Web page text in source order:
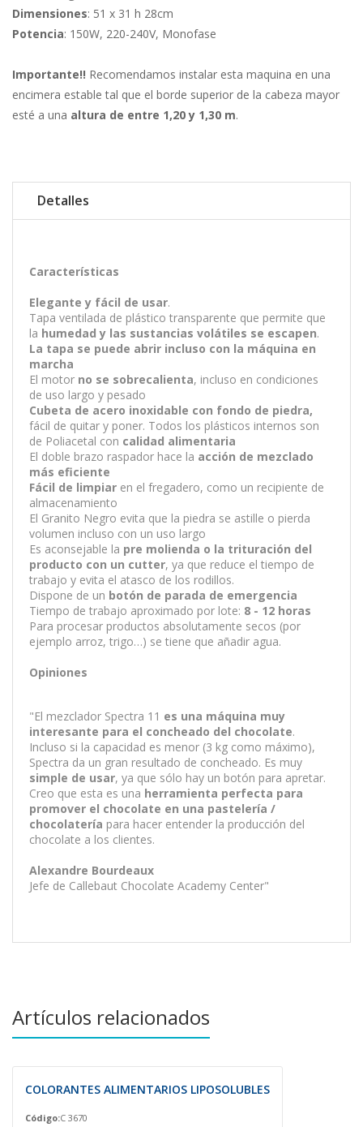
Dimensiones: 51 x 31 h 28cm
Potencia: 150W, 220-240V, Monofase
Importante!! Recomendamos instalar esta maquina en una
encimera estable tal que el borde superior de la cabeza mayor
esté a una altura de entre 1,20 y 1,30 m.
Detalles
Características
Elegante y fácil de usar.
Tapa ventilada de plástico transparente que permite que
la humedad y las sustancias volátiles se escapen.
La tapa se puede abrir incluso con la máquina en
marcha
El motor no se sobrecalienta, incluso en condiciones
de uso largo y pesado
Cubeta de acero inoxidable con fondo de piedra,
fácil de quitar y poner. Todos los plásticos internos son
de Poliacetal con calidad alimentaria
El doble brazo raspador hace la acción de mezclado
más eficiente
Fácil de limpiar en el fregadero, como un recipiente de
almacenamiento
El Granito Negro evita que la piedra se astille o pierda
volumen incluso con un uso largo
Es aconsejable la pre molienda o la trituración del
producto con un cutter, ya que reduce el tiempo de
trabajo y evita el atasco de los rodillos.
Dispone de un botón de parada de emergencia
Tiempo de trabajo aproximado por lote: 8 - 12 horas
Para procesar productos absolutamente secos (por
ejemplo arroz, trigo…) se tiene que añadir agua.
Opiniones
"El mezclador Spectra 11 es una máquina muy
interesante para el concheado del chocolate.
Incluso si la capacidad es menor (3 kg como máximo),
Spectra da un gran resultado de concheado. Es muy
simple de usar, ya que sólo hay un botón para apretar.
Creo que esta es una herramienta perfecta para
promover el chocolate en una pastelería /
chocolatería para hacer entender la producción del
chocolate a los clientes.
Alexandre Bourdeaux
Jefe de Callebaut Chocolate Academy Center"
Artículos relacionados
COLORANTES ALIMENTARIOS LIPOSOLUBLES
Código:C 3670